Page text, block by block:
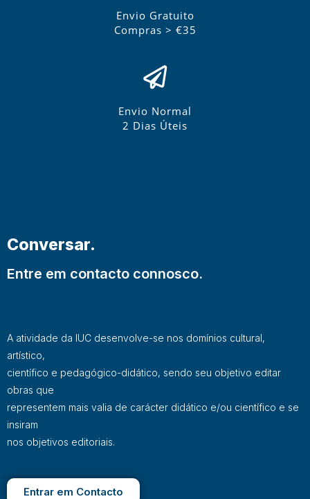
Envio Gratuito
Compras > €35
Envio Normal
2 Dias Úteis
Conversar.
Entre em contacto connosco.
A atividade da IUC desenvolve-se nos domínios cultural,
artístico,
científico e pedagógico-didático, sendo seu objetivo editar
obras que
representem mais valia de carácter didático e/ou científico e se
insiram
nos objetivos editoriais.
Entrar em Contacto